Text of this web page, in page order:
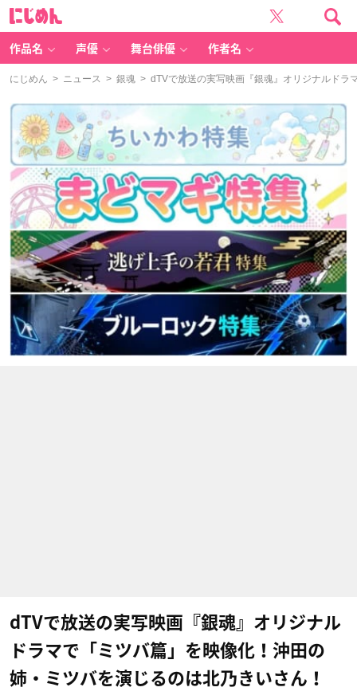
作品名 声優 舞台俳優 作者名
にじめん > ニュース > 銀魂 > dTVで放送の実写映画『銀魂』オリジナルドラ
dTVで放送の実写映画『銀魂』オリジナル
ドラマで「ミツバ篇」を映像化！沖田の
姉・ミツバを演じるのは北乃きいさん！